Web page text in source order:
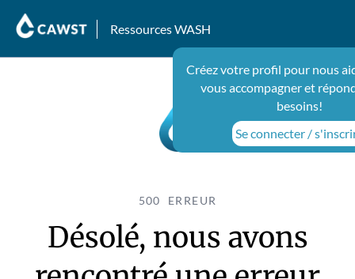
Ressources WASH
Créez votre profil pour nous
vous accompagner et
besoins!
Se connecter /
500 ERREUR
Désolé, nous avons